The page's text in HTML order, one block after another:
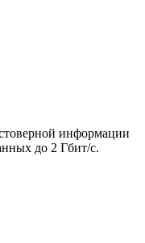
информации
до 2 Гбит/с.